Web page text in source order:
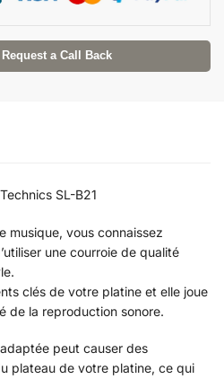
a Call Back
SL-B21
musique, vous connaissez
une courroie de qualité
clés de votre platine et elle joue
de la reproduction sonore.
peut causer des
plateau de votre platine, ce qui